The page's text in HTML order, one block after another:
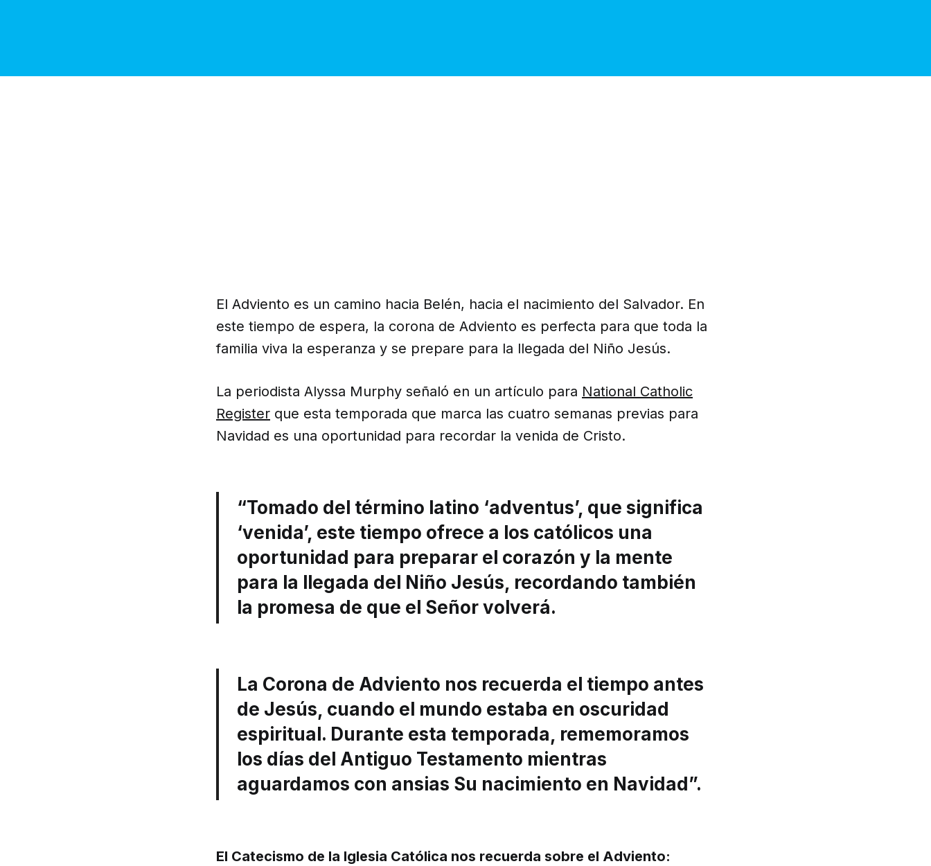
El Adviento es un camino hacia Belén, hacia el nacimiento del Salvador. En
este tiempo de espera, la corona de Adviento es perfecta para que toda la
familia viva la esperanza y se prepare para la llegada del Niño Jesús.
La periodista Alyssa Murphy señaló en un artículo para National Catholic
Register que esta temporada que marca las cuatro semanas previas para
Navidad es una oportunidad para recordar la venida de Cristo.
“Tomado del término latino ‘adventus’, que significa
‘venida’, este tiempo ofrece a los católicos una
oportunidad para preparar el corazón y la mente
para la llegada del Niño Jesús, recordando también
la promesa de que el Señor volverá.
La Corona de Adviento nos recuerda el tiempo antes
de Jesús, cuando el mundo estaba en oscuridad
espiritual. Durante esta temporada, rememoramos
los días del Antiguo Testamento mientras
aguardamos con ansias Su nacimiento en Navidad”.
El Catecismo de la Iglesia Católica nos recuerda sobre el Adviento: